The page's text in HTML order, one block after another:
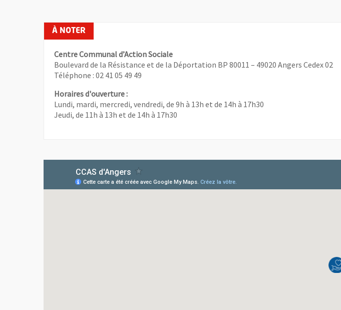
Centre Communal d’Action Sociale
Boulevard de la Résistance et de la Déportation BP 80011 – 49020 Angers Cedex 02
Téléphone : 02 41 05 49 49
Horaires d'ouverture :
Lundi, mardi, mercredi, vendredi, de 9h à 13h et de 14h à 17h30
Jeudi, de 11h à 13h et de 14h à 17h30